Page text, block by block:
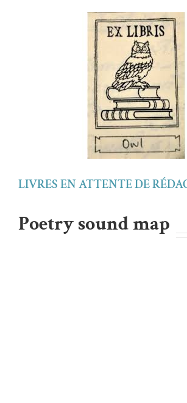
LIVRES EN ATTENTE DE
Poetry sound map